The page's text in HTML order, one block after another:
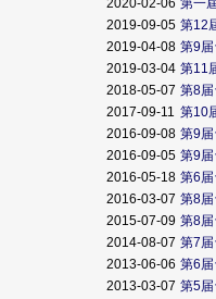
2020-02-06 第一
2019-09-05 第12
2019-04-08 第9
2019-03-04 第11
2018-05-07 第8
2017-09-11 第10
2016-09-08 第9
2016-09-05 第9
2016-05-18 第6
2016-03-07 第8
2015-07-09 第8
2014-08-07 第7
2013-06-06 第6
2013-03-07 第5